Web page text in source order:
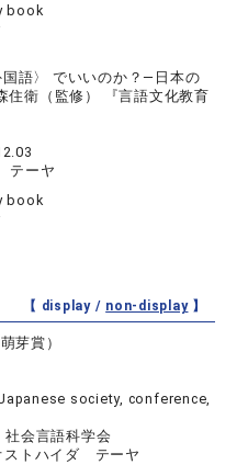
book
国語〉 でいいのか？―日本の
住衛（監修） 『言語文化教育
テーヤ
book
【 display / non-display】
芽賞）
society, conference,
社会言語科学会
ストハイダ テーヤ